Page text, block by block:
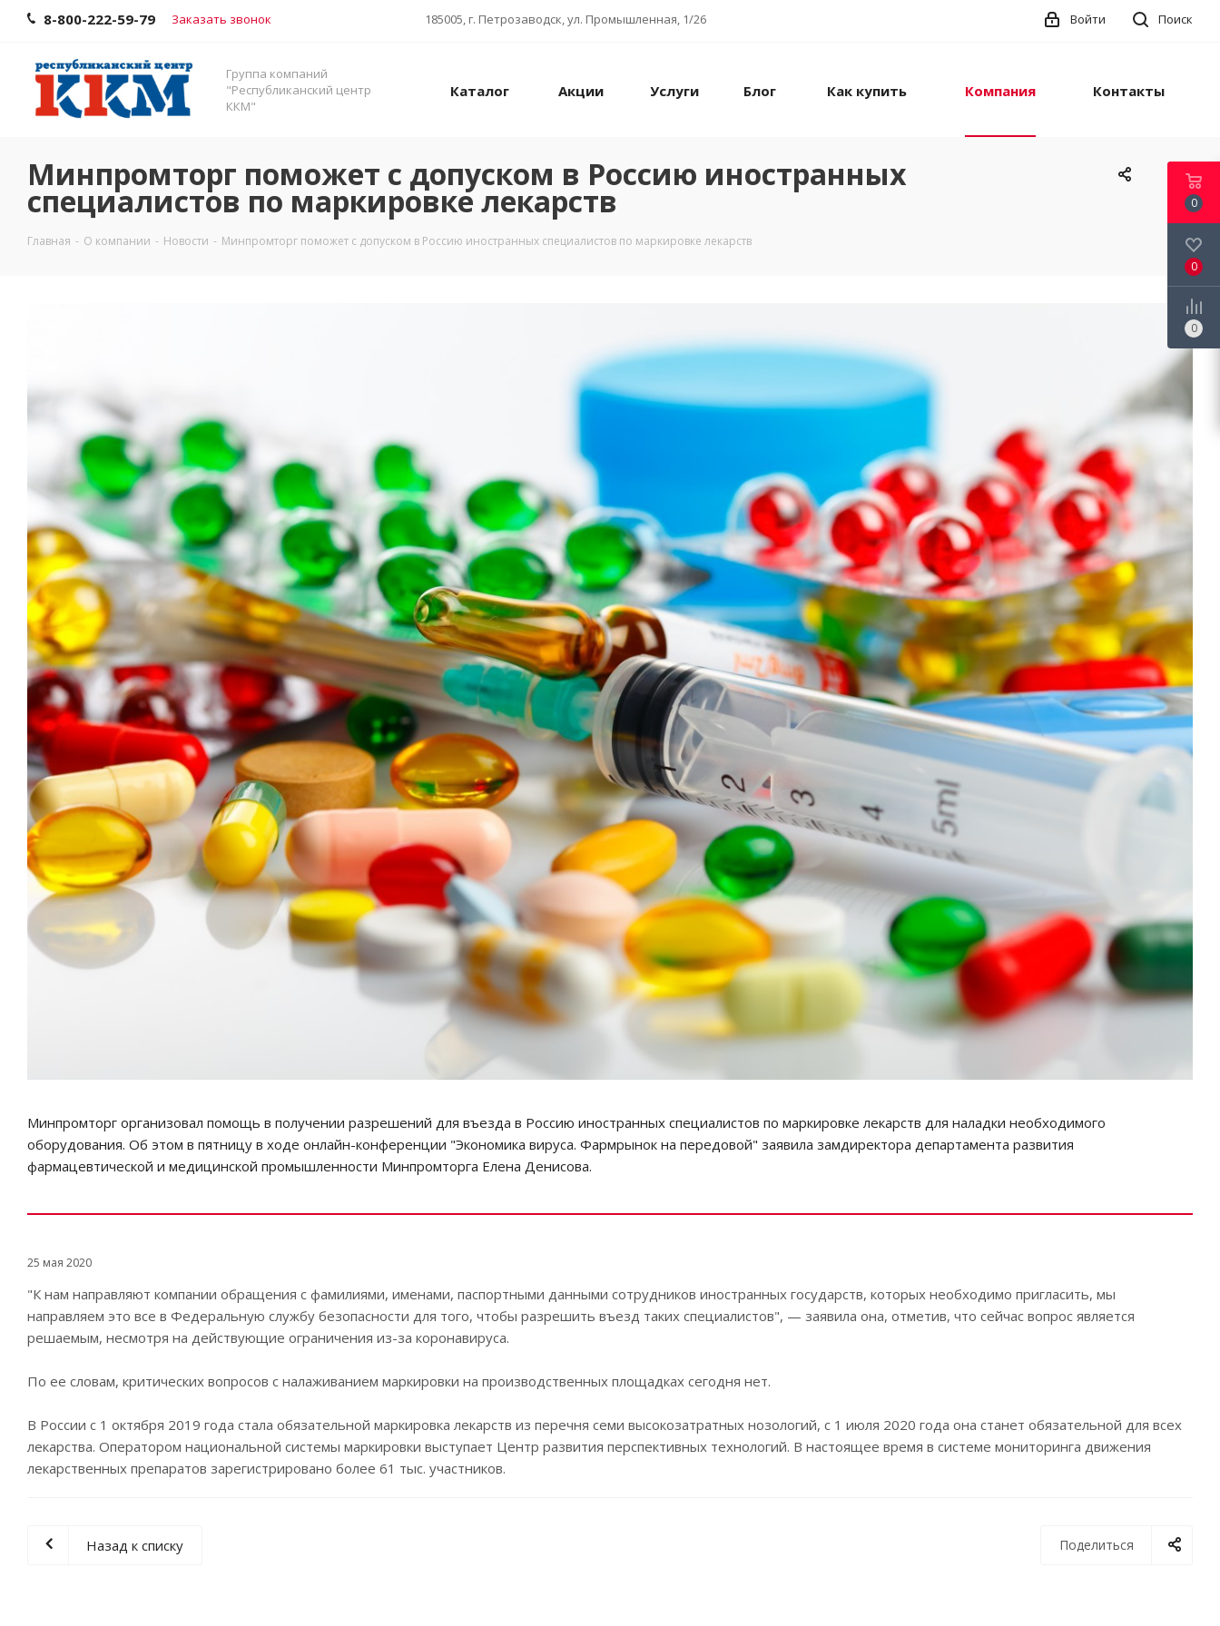
8-800-222-59-79 Заказать звонок 185005, г. Петрозаводск, ул. Промышленная, 1/26 Поиск
Войти
Группа компаний
"Республиканский центр
ККМ"
Каталог Акции Услуги Блог Как купить Компания Контакты
Минпромторг поможет с допуском в Россию иностранных
специалистов по маркировке лекарств
Главная - О компании - Новости - Минпромторг поможет с допуском в Россию иностранных специалистов по маркировке лекарств
Минпромторг организовал помощь в получении разрешений для въезда в Россию иностранных специалистов по маркировке лекарств для наладки необходимого
оборудования. Об этом в пятницу в ходе онлайн-конференции "Экономика вируса. Фармрынок на передовой" заявила замдиректора департамента развития
фармацевтической и медицинской промышленности Минпромторга Елена Денисова.
25 мая 2020
"К нам направляют компании обращения с фамилиями, именами, паспортными данными сотрудников иностранных государств, которых необходимо пригласить, мы
направляем это все в Федеральную службу безопасности для того, чтобы разрешить въезд таких специалистов", — заявила она, отметив, что сейчас вопрос является
решаемым, несмотря на действующие ограничения из-за коронавируса.
По ее словам, критических вопросов с налаживанием маркировки на производственных площадках сегодня нет.
В России с 1 октября 2019 года стала обязательной маркировка лекарств из перечня семи высокозатратных нозологий, с 1 июля 2020 года она станет обязательной для всех
лекарства. Оператором национальной системы маркировки выступает Центр развития перспективных технологий. В настоящее время в системе мониторинга движения
лекарственных препаратов зарегистрировано более 61 тыс. участников.
Поделиться
Назад к списку
0
0
0